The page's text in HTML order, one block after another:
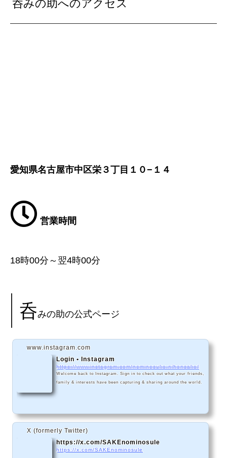
呑みの助へのアクセス
愛知県名古屋市中区栄３丁目１０−１４
営業時間
18時00分～翌4時00分
呑みの助の公式ページ
www.instagram.com
Login • Instagram
https://www.instagram.com/nominosuke.nihonsake/
Welcome back to Instagram. Sign in to check out what your friends,
family & interests have been capturing & sharing around the world.
X (formerly Twitter)
https://x.com/SAKEnominosule
https://x.com/SAKEnominosule